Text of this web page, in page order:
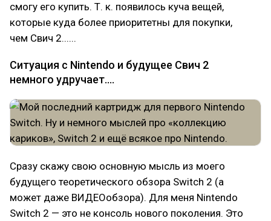
смогу его купить. Т. к. появилось куча вещей,
которые куда более приоритетны для покупки,
чем Свич 2......
Ситуация с Nintendo и будущее Свич 2
немного удручает....
Сразу скажу свою основную мысль из моего
будущего теоретического обзора Switch 2 (а
может даже ВИДЕОобзора). Для меня Nintendo
Switch 2 — это не консоль нового поколения. Это